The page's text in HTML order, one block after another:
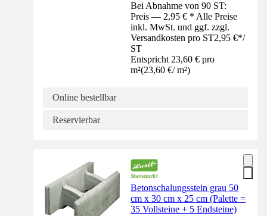
Bei Abnahme von 90 ST:
Preis — 2,95 € * Alle Preise
inkl. MwSt. und ggf. zzgl.
Versandkosten pro ST2,95 €*/
ST
Entspricht 23,60 € pro
m²(23,60 €/ m²)
Online bestellbar
Reservierbar
Betonschalungsstein grau 50
cm x 30 cm x 25 cm (Palette =
35 Vollsteine + 5 Endsteine)